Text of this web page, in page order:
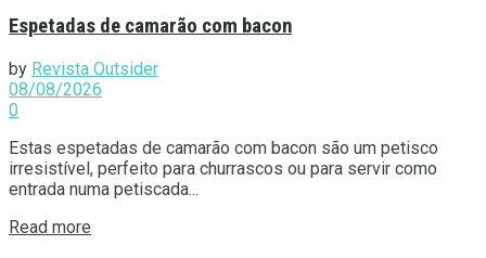
Espetadas de camarão com bacon
by Revista Outsider
08/08/2026
0
Estas espetadas de camarão com bacon são um petisco
irresistível, perfeito para churrascos ou para servir como
entrada numa petiscada...
Read more